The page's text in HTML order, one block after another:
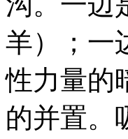
羊）；一
性力量的
的并置。